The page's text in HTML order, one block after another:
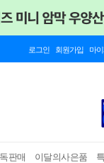
로그인 회원가입 마
판매 이달의사은품